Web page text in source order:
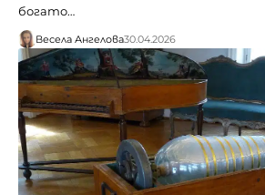
богато…
Весела Ангелова30.04.2026